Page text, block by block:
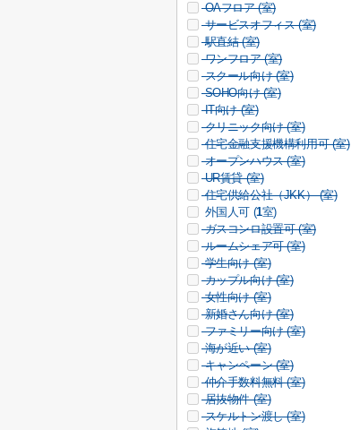
OAフロア (室)
サービスオフィス (室)
駅直結 (室)
ワンフロア (室)
スクール向け (室)
SOHO向け (室)
IT向け (室)
クリニック向け (室)
住宅金融支援機構利用可 (室)
オープンハウス (室)
UR賃貸 (室)
住宅供給公社（JKK） (室)
外国人可 (1室)
ガスコンロ設置可 (室)
ルームシェア可 (室)
学生向け (室)
カップル向け (室)
女性向け (室)
新婚さん向け (室)
ファミリー向け (室)
海が近い (室)
キャンペーン (室)
仲介手数料無料 (室)
居抜物件 (室)
スケルトン渡し (室)